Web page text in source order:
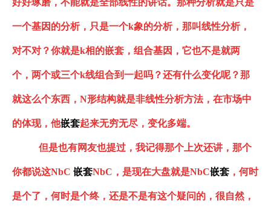
好好琢磨，不能就是全部线性的讲话。那种分析就是只是
一个基因的分析，只是一个k象的分析，那叫线性分析，
对不对？你就是k相的嵌套，组合基因，它也不是就两
个，两个或三个k线组合到一起吗？还有什么变化呢？那
就这么个东西， N形结构就是非线性分析方法，在市场中
的体现，他嵌套起来无穷无尽，变化多端。
但是也有网友也提过，我记得那个上次还讲，那个
你都说这NbC 嵌套NbC，是现在大盘就是NbC嵌套 ，何时
是个了，何时是个终，还是不是有这个疑问的，很自然，